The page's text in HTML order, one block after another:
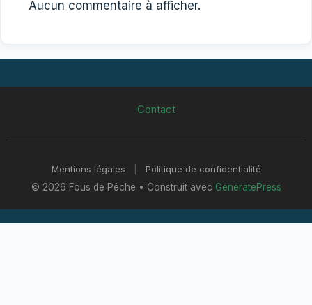
Aucun commentaire à afficher.
Contact
Mentions légales
Politique de confidentialité
© 2026 Fous de Pêche • Construit avec GeneratePress